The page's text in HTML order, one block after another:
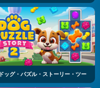
ドッグ・パズル・ストーリー・ツー